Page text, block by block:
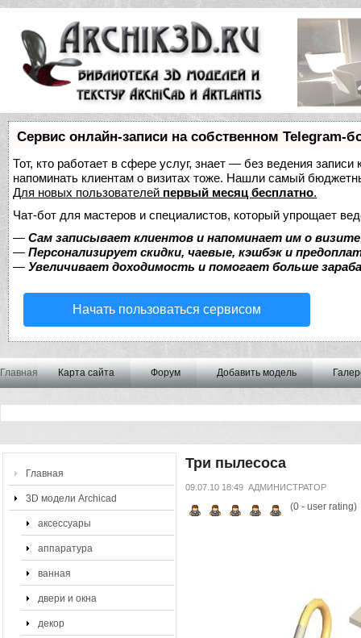
Сервис онлайн-записи на собственном Telegram-
Тот, кто работает в сфере услуг, знает — без ведения
напоминать клиентам о визитах тоже. Нашли самый
Для новых пользователей первый месяц бесплатно.
Чат-бот для мастеров и специалистов, который упрощает
— Сам записывает клиентов и напоминает им о
— Персонализирует скидки, чаевые, кэшбэк и
— Увеличивает доходимость и помогает больше
Начать пользоваться сервисом
Главная Карта сайта Форум Добавить модель
Главная
3D модели Archicad
аксессуары
аппаратура
ванная
двери и окна
декор
Три пылесоса
09.07.10 18:49 АДМИНИСТРАТОР
(0- user rating)